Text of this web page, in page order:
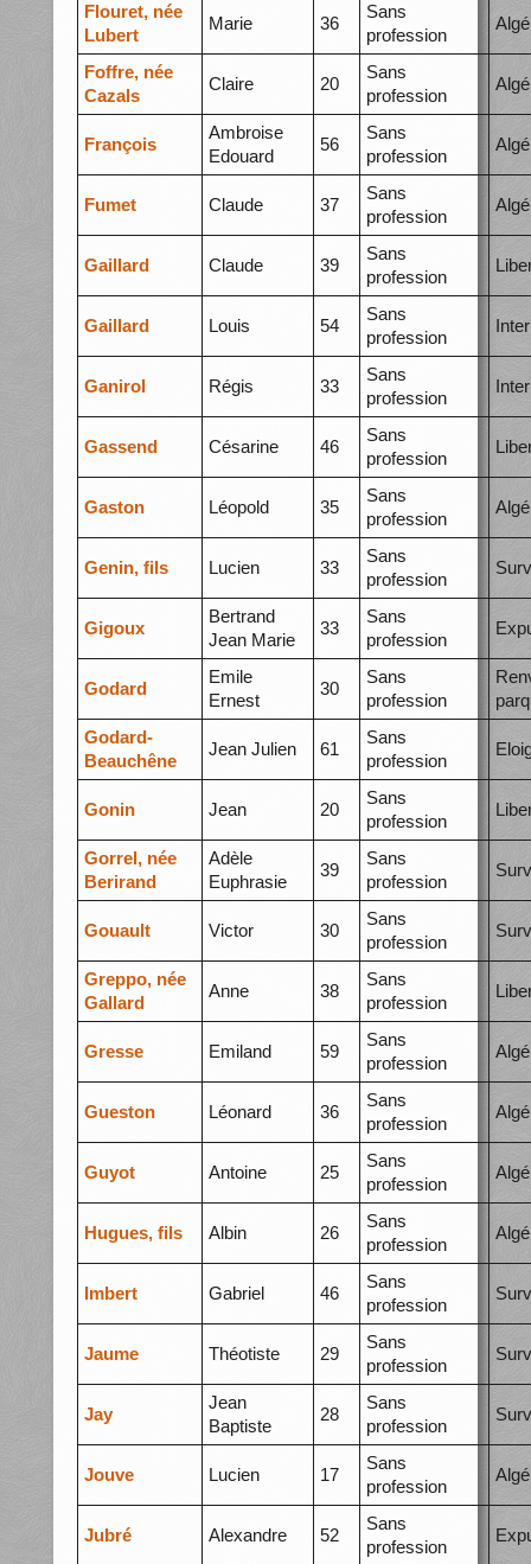
Flouret, née
Lubert
Marie 36
Sans
profession
Foffre, née
Cazals
Claire 20
Sans
profession
François
Ambroise
Edouard
56
Sans
profession
Fumet Claude 37
Sans
profession
Gaillard Claude 39
Sans
profession
Gaillard Louis 54
Sans
profession
Ganirol Régis 33
Sans
profession
Gassend Césarine 46
Sans
profession
Gaston Léopold 35
Sans
profession
Genin, fils Lucien 33
Sans
profession
Gigoux
Bertrand
Jean Marie
33
Sans
profession
Godard
Emile
Ernest
30
Sans
profession
Godard-
Beauchêne
Jean Julien 61
Sans
profession
Gonin Jean 20
Sans
profession
Gorrel, née
Berirand
Adèle
Euphrasie
39
Sans
profession
Gouault Victor 30
Sans
profession
Greppo, née
Gallard
Anne 38
Sans
profession
Gresse Emiland 59
Sans
profession
Gueston Léonard 36
Sans
profession
Guyot Antoine 25
Sans
profession
Hugues, fils Albin 26
Sans
profession
Imbert Gabriel 46
Sans
profession
Jaume Théotiste 29
Sans
profession
Jay
Jean
Baptiste
28
Sans
profession
Jouve Lucien 17
Sans
profession
Jubré Alexandre 52
Sans
profession